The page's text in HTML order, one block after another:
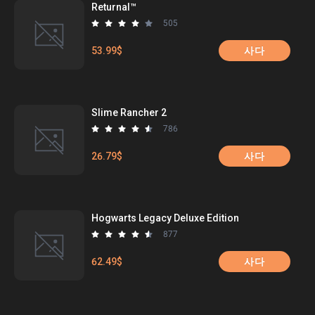
Returnal™
505
53.99$ 사다
Slime Rancher 2
786
26.79$ 사다
Hogwarts Legacy Deluxe Edition
877
62.49$ 사다